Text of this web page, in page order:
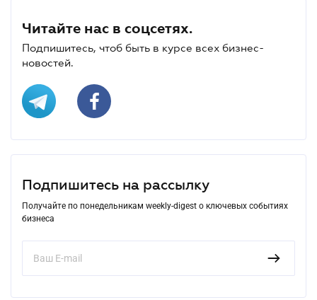
Читайте нас в соцсетях.
Подпишитесь, чтоб быть в курсе всех бизнес-
новостей.
Подпишитесь на рассылку
Получайте по понедельникам weekly-digest о ключевых событиях
бизнеса